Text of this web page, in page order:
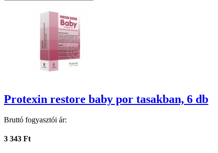
Protexin restore baby por tasakban, 6 db
Bruttó fogyasztói ár:
3 343 Ft